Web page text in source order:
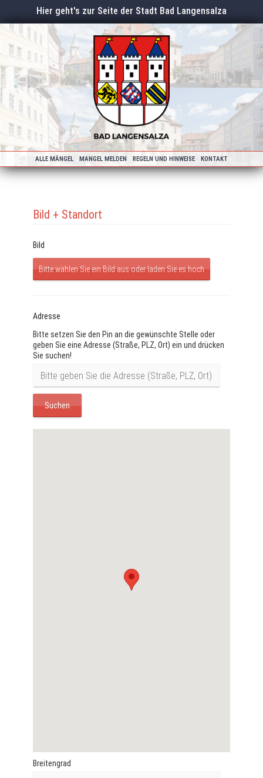
Hier geht's zur Seite der Stadt Bad Langensalza
ALLE MÄNGEL MANGEL MELDEN REGELN UND HINWEISE KONTAKT
Bild + Standort
Adresse
Bitte setzen Sie den Pin an die gewünschte Stelle oder
geben Sie eine Adresse (Straße, PLZ, Ort) ein und drücken
Sie suchen!
Breitengrad
Bild
Bitte wählen Sie ein Bild aus oder laden Sie es hoch